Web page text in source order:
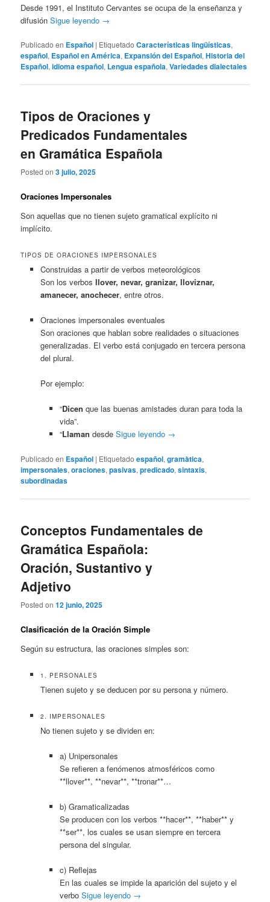
Desde 1991, el Instituto Cervantes se ocupa de la enseñanza y
difusiónSigue leyendo →
Publicado en Español | Etiquetado Características lingüísticas,
español, Español en América, Expansión del Español,Historia del
Español,idioma español, Lengua española,Variedades dialectales
Tipos de Oraciones y
Predicados Fundamentales
en Gramática Española
Posted on3 julio, 2025
Oraciones Impersonales
Son aquellas que no tienen sujeto gramatical explícito ni
implícito.
TIPOS DE ORACIONES IMPERSONALES
Construidas a partir de verbos meteorológicos
Son los verbos llover, nevar, granizar, lloviznar,
amanecer, anochecer, entre otros.
Oraciones impersonales eventuales
Son oraciones que hablan sobre realidades o situaciones
generalizadas. El verbo está conjugado en tercera persona
del plural.
Por ejemplo:
“Dicen que las buenas amistades duran para toda la
vida”.
“Llaman desdeSigue leyendo →
Publicado en Español | Etiquetado español,gramàtica,
impersonales,oraciones,pasivas,predicado,sintaxis,
subordinadas
Conceptos Fundamentales de
Gramática Española:
Oración, Sustantivo y
Adjetivo
Posted on12 junio, 2025
Clasificación de la Oración Simple
Según su estructura, las oraciones simples son:
1. PERSONALES
Tienen sujeto y se deducen por su persona y número.
2. IMPERSONALES
No tienen sujeto y se dividen en:
a) Unipersonales
Se refieren a fenómenos atmosféricos como
**llover**, **nevar**, **tronar**…
b) Gramaticalizadas
Se producen con los verbos **hacer**, **haber** y
**ser**, los cuales se usan siempre en tercera
persona del singular.
c) Reflejas
En las cuales se impide la aparición del sujeto y el
verboSigue leyendo →